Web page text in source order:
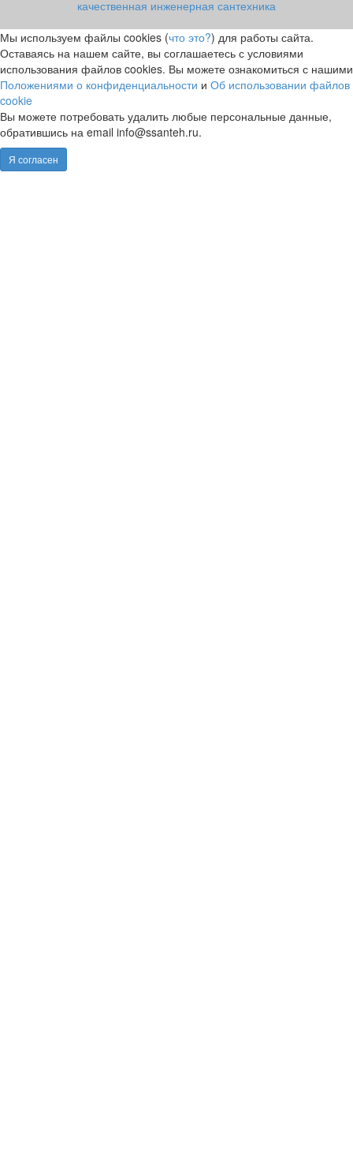
качественная инженерная сантехника
Мы используем файлы cookies (что это?) для работы сайта.
Оставаясь на нашем сайте, вы соглашаетесь с условиями
использования файлов cookies. Вы можете ознакомиться с нашими
Положениями о конфиденциальности и Об использовании файлов
cookie
Вы можете потребовать удалить любые персональные данные,
обратившись на email info@ssanteh.ru.
Я согласен